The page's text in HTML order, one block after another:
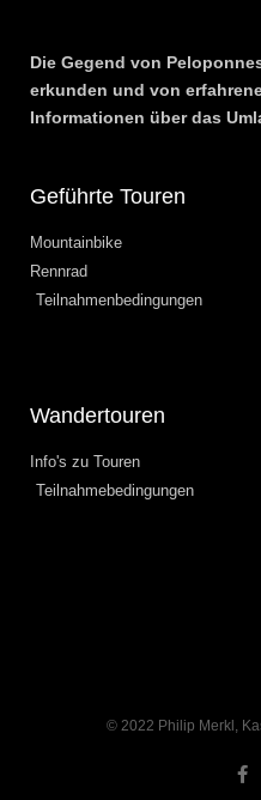
Die Gegend von
erkunden und von
Informationen über das
Geführte Touren
Mountainbike
Rennrad
Teilnahmenbedingungen
Wandertouren
Info's zu Touren
Teilnahmebedingungen
© 2022 Philip Merkl,